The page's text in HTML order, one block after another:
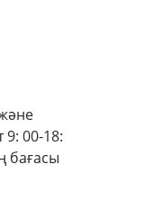
00-18:
бағасы